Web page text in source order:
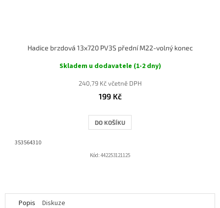
Hadice brzdová 13x720 PV3S přední M22-volný konec
Skladem u dodavatele (1-2 dny)
240,79 Kč včetně DPH
199 Kč
DO KOŠÍKU
353564310
Kód: 442253121125
Popis Diskuze